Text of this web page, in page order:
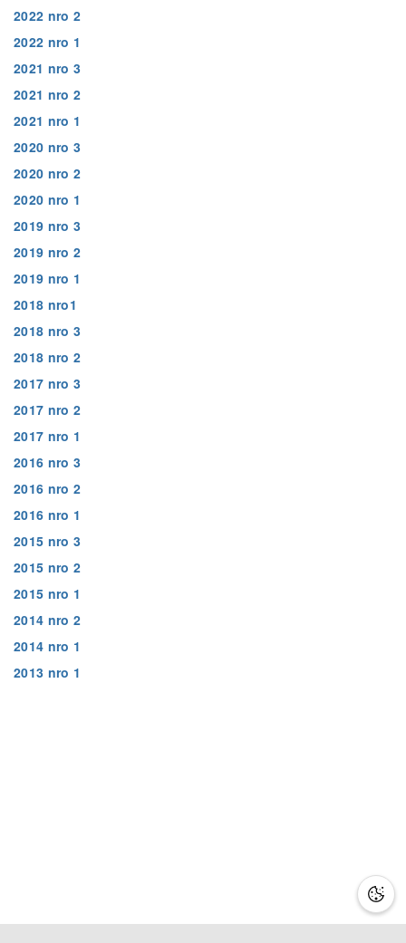
2022 nro 2
2022 nro 1
2021 nro 3
2021 nro 2
2021 nro 1
2020 nro 3
2020 nro 2
2020 nro 1
2019 nro 3
2019 nro 2
2019 nro 1
2018 nro1
2018 nro 3
2018 nro 2
2017 nro 3
2017 nro 2
2017 nro 1
2016 nro 3
2016 nro 2
2016 nro 1
2015 nro 3
2015 nro 2
2015 nro 1
2014 nro 2
2014 nro 1
2013 nro 1